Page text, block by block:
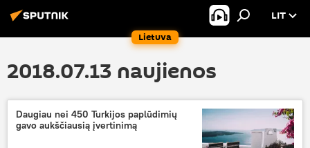
Lietuva
LIT
2018.07.13 naujienos
Daugiau nei 450 Turkijos paplūdimių
gavo aukščiausią įvertinimą